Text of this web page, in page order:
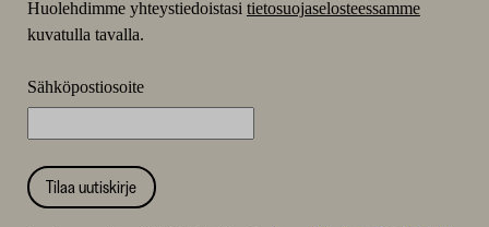
Huolehdimme yhteystiedoistasi tietosuojaselosteessamme
kuvatulla tavalla.
Sähköpostiosoite
Tilaa uutiskirje